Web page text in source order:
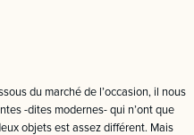
du marché de l’occasion, il nous
-dites modernes- qui n’ont que
objets est assez différent. Mais